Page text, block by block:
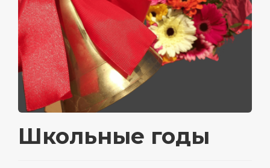
Школьные годы